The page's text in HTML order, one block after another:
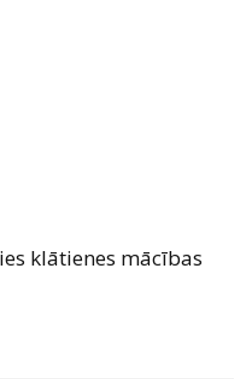
klātienes mācības